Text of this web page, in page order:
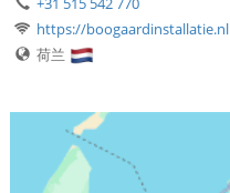
https://boogaardinstallatie.nl
荷兰